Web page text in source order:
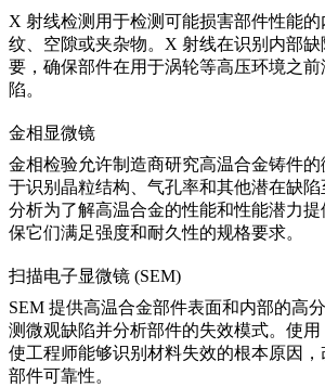
X 射线检测用于检测可能损害部件性能
纹、空隙或夹杂物。X 射线在识别 内部缺
要，确保部件在用于涡轮等高压环境之
陷。
金相显微镜
金相检验允许制造商研究高温合金铸件的
于识别晶粒结构、气孔率和其他潜在缺陷
分析为了解高温合金的性能和性能潜力
保它们满足强度和耐久性的规格要求。
扫描电子显微镜 (SEM)
SEM 提供高温合金部件表面和内部的高
测微观缺陷并分析部件的失效模式。使用
使工程师能够识别材料失效的根本原因
部件可靠性。